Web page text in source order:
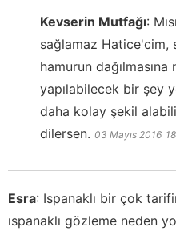
Kevserin Mutfağı:
sağlamaz Hatice'cim,
hamurun
yapılabilecek bir şey
daha kolay şekil
dilersen. 03 Mayıs 2016
Esra: Ispanaklı bir çok
ıspanaklı gözleme neden